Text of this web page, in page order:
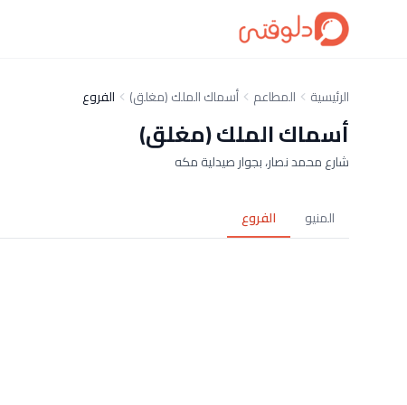
الرئيسية المطاعم أسماك الملك (مغلق) الفروع
أسماك الملك (مغلق)
شارع محمد نصار، بجوار صيدلية مكه
المنيو الفروع